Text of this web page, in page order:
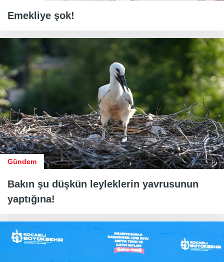
Emekliye şok!
Gündem
Bakın şu düşkün leyleklerin yavrusunun
yaptığına!